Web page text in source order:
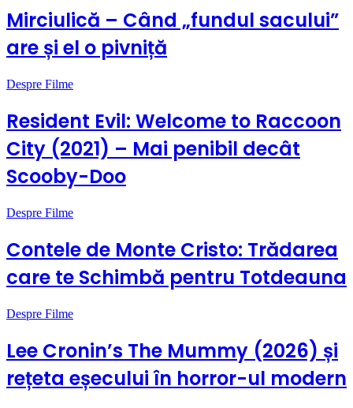
Mirciulică – Când „fundul sacului”
are și el o pivniță
Despre Filme
Resident Evil: Welcome to Raccoon
City (2021) – Mai penibil decât
Scooby-Doo
Despre Filme
Contele de Monte Cristo: Trădarea
care te Schimbă pentru Totdeauna
Despre Filme
Lee Cronin’s The Mummy (2026) și
rețeta eșecului în horror-ul modern